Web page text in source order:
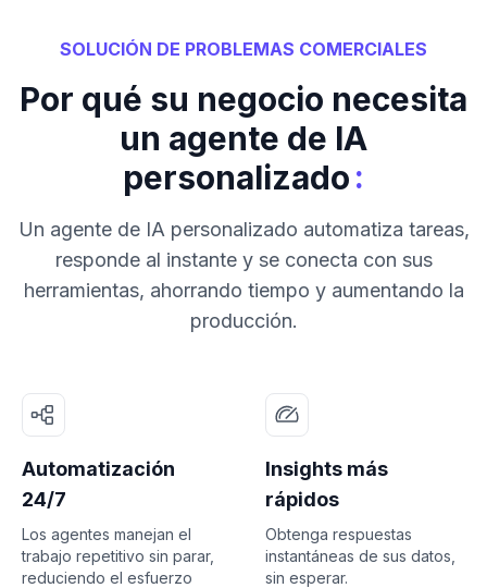
SOLUCIÓN DE PROBLEMAS COMERCIALES
Por qué su negocio necesita
un agente de IA
personalizado:
Un agente de IA personalizado automatiza tareas,
responde al instante y se conecta con sus
herramientas, ahorrando tiempo y aumentando la
producción.
Automatización
24/7
Los agentes manejan el
trabajo repetitivo sin parar,
reduciendo el esfuerzo
Insights más
rápidos
Obtenga respuestas
instantáneas de sus datos,
sin esperar.